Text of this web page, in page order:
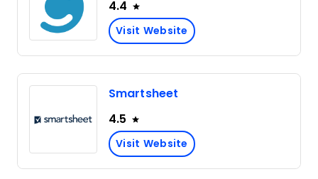
4.4
Visit Website
Smartsheet
4.5
Visit Website